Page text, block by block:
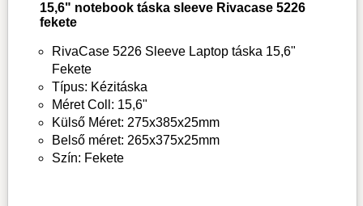
15,6" notebook táska sleeve Rivacase 5226
fekete
RivaCase 5226 Sleeve Laptop táska 15,6"
Fekete
Típus: Kézitáska
Méret Coll: 15,6"
Külső Méret: 275x385x25mm
Belső méret: 265x375x25mm
Szín: Fekete